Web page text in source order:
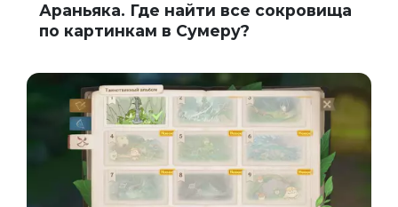
Араньяка. Где найти все сокровища
по картинкам в Сумеру?